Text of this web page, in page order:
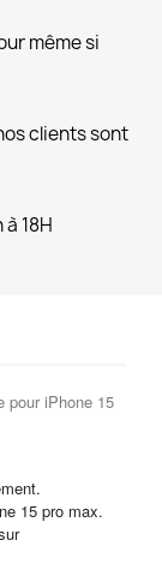
même si
clients sont
18H
pour iPhone 15
15 pro max.